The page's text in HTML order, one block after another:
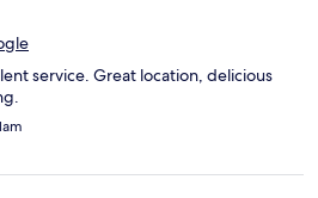
service. Great location, delicious